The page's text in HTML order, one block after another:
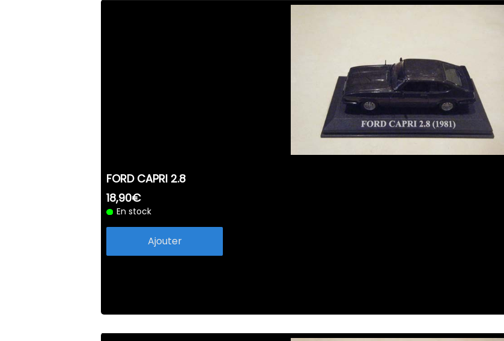
FORD CAPRI 2.8
18,90€
En stock
Ajouter